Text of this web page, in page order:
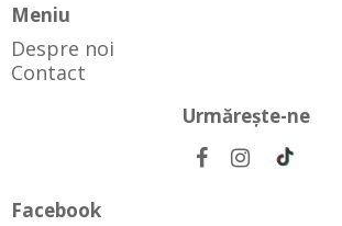
Meniu
Despre noi
Contact
Urmăreşte-ne
Facebook